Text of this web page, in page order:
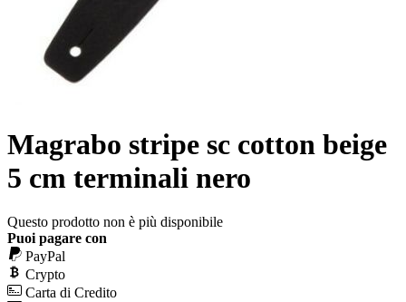
Magrabo stripe sc cotton beige
5 cm terminali nero
Questo prodotto non è più disponibile
Puoi pagare con
PayPal
Crypto
Carta di Credito